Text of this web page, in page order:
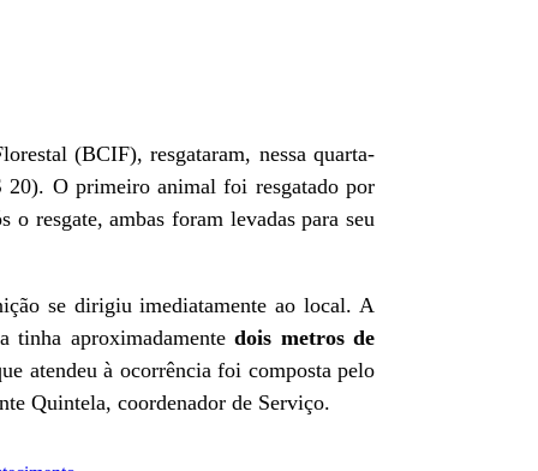
(BCIF), resgataram, nessa quarta-
20). O primeiro animal foi resgatado por
resgate, ambas foram levadas para seu
se dirigiu imediatamente ao local. A
tinha aproximadamentedois metros de
atendeu à ocorrência foi composta pelo
Quintela, coordenador de Serviço.